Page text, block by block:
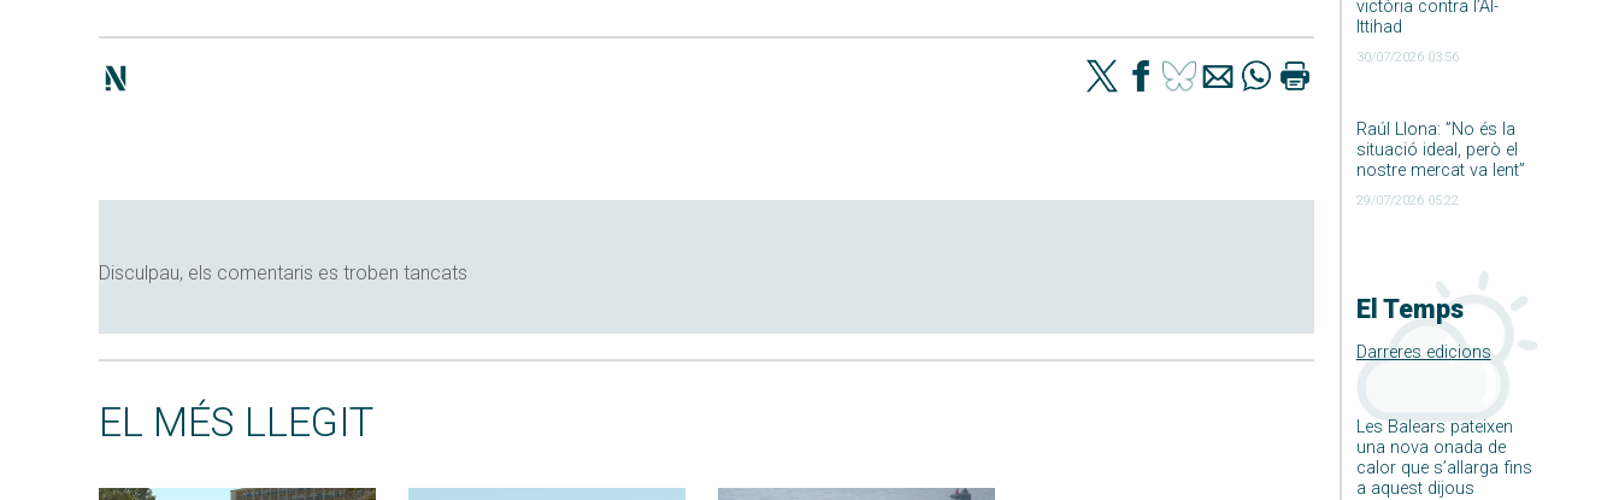
victòria contra l’Al-
Ittihad
30/07/2026 03:56
Raúl Llona: ”No és la
situació ideal, però el
nostre mercat va lent”
29/07/2026 05:22
El Temps
Darreres edicions
Les Balears pateixen
una nova onada de
calor que s’allarga fins
a aquest dijous
Disculpau, els comentaris es troben tancats
EL MÉS LLEGIT